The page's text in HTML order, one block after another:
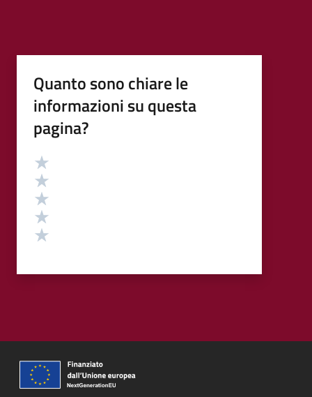
Quanto sono chiare le
informazioni su questa
pagina?
Valutazione